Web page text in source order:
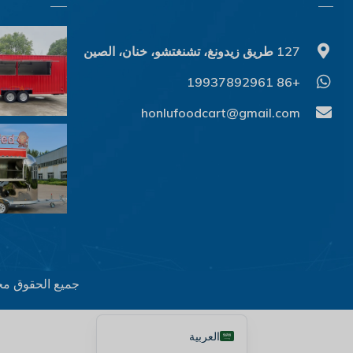
127 طريق زيدونغ، تشنغتشو، خنان، الصين
+86 19937892961
honlufoodcart@gmail.com
جميع الحقوق
العربية
English
Shqip
Македонски јазик